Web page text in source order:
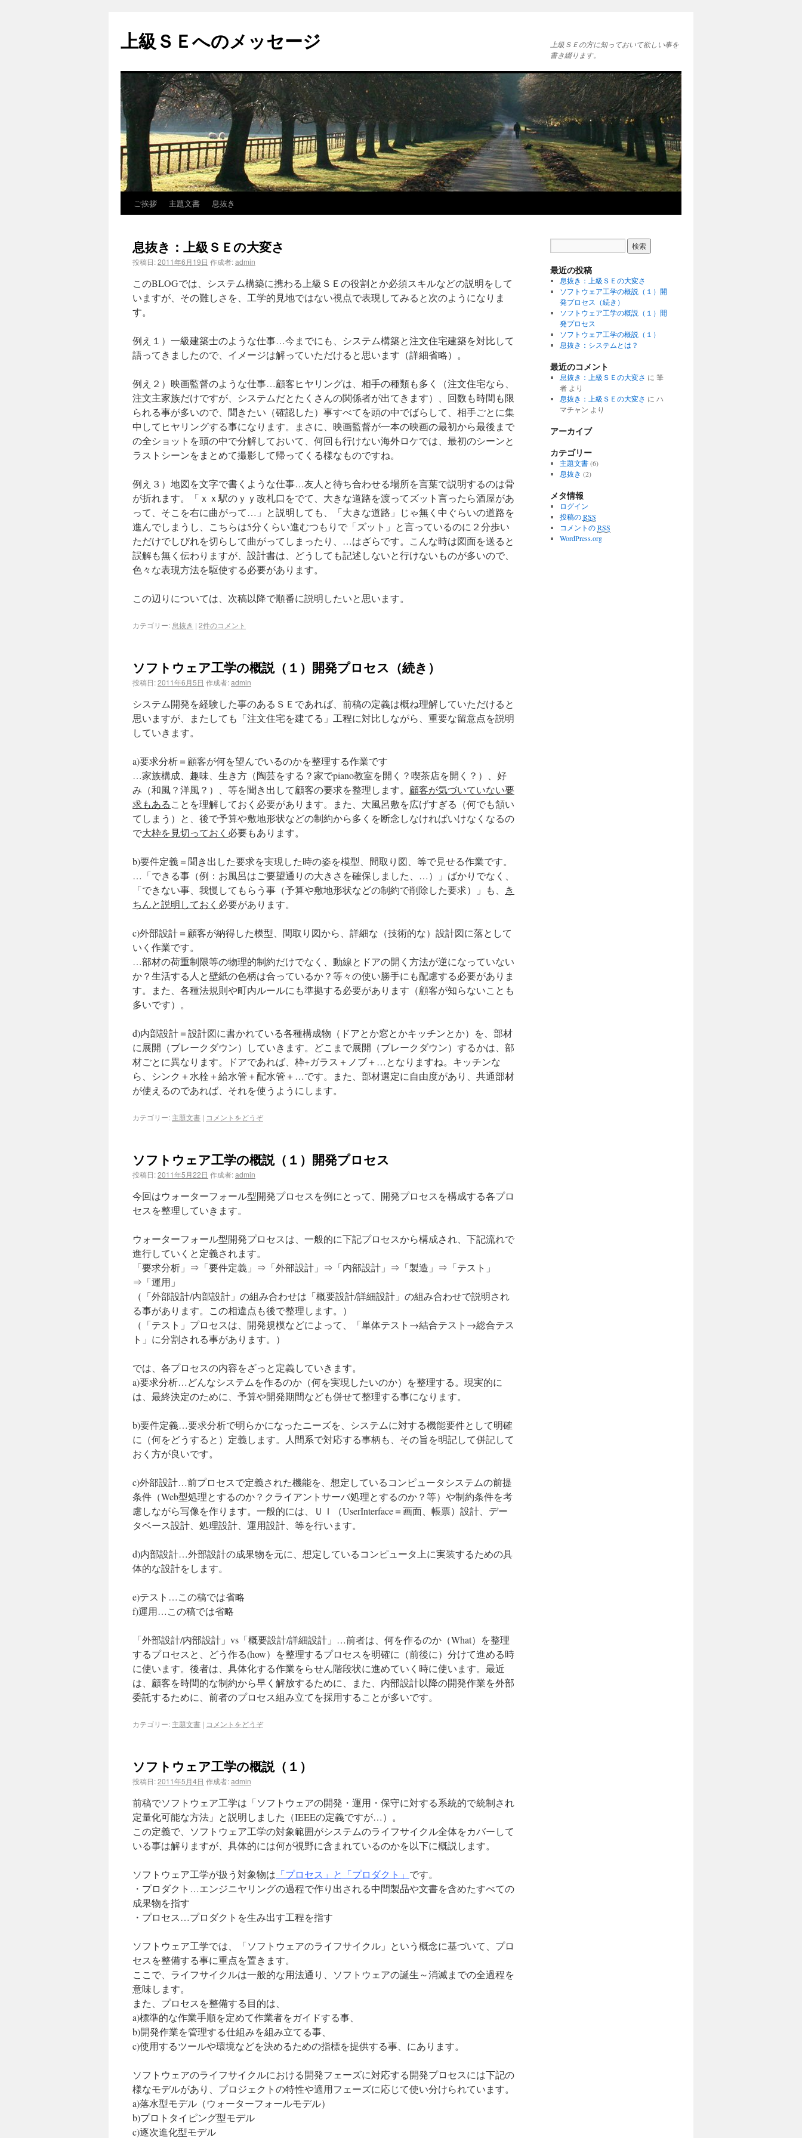
上級ＳＥへのメッセージ
上級ＳＥの方に知っておいて欲しい事を
書き綴ります。
ご挨拶 主題文書 息抜き
息抜き：上級ＳＥの大変さ
投稿日:2011年6月19日 作成者:admin
このBLOGでは、システム構築に携わる上級ＳＥの役割とか必須スキルなどの説明をして
いますが、その難しさを、工学的見地ではない視点で表現してみると次のようになりま
す。
例え１）一級建築士のような仕事…今までにも、システム構築と注文住宅建築を対比して
語ってきましたので、イメージは解っていただけると思います（詳細省略）。
例え２）映画監督のような仕事…顧客ヒヤリングは、相手の種類も多く（注文住宅なら、
注文主家族だけですが、システムだとたくさんの関係者が出てきます）、回数も時間も限
られる事が多いので、聞きたい（確認した）事すべてを頭の中でばらして、相手ごとに集
中してヒヤリングする事になります。まさに、映画監督が一本の映画の最初から最後まで
の全ショットを頭の中で分解しておいて、何回も行けない海外ロケでは、最初のシーンと
ラストシーンをまとめて撮影して帰ってくる様なものですね。
例え３）地図を文字で書くような仕事…友人と待ち合わせる場所を言葉で説明するのは骨
が折れます。「ｘｘ駅のｙｙ改札口をでて、大きな道路を渡ってズット言ったら酒屋があ
って、そこを右に曲がって…」と説明しても、「大きな道路」じゃ無く中ぐらいの道路を
進んでしまうし、こちらは5分くらい進むつもりで「ズット」と言っているのに２分歩い
ただけでしびれを切らして曲がってしまったり、…はざらです。こんな時は図面を送ると
誤解も無く伝わりますが、設計書は、どうしても記述しないと行けないものが多いので、
色々な表現方法を駆使する必要があります。
この辺りについては、次稿以降で順番に説明したいと思います。
カテゴリー: 息抜き | 2件のコメント
ソフトウェア工学の概説（１）開発プロセス（続き）
投稿日:2011年6月5日 作成者:admin
システム開発を経験した事のあるＳＥであれば、前稿の定義は概ね理解していただけると
思いますが、またしても「注文住宅を建てる」工程に対比しながら、重要な留意点を説明
していきます。
a)要求分析＝顧客が何を望んでいるのかを整理する作業です
…家族構成、趣味、生き方（陶芸をする？家でpiano教室を開く？喫茶店を開く？）、好
み（和風？洋風？）、等を聞き出して顧客の要求を整理します。 顧客が気づいていない要
求もあることを理解しておく必要があります。また、大風呂敷を広げすぎる（何でも頷い
てしまう）と、後で予算や敷地形状などの制約から多くを断念しなければいけなくなるの
で大枠を見切っておく 必要もあります。
b)要件定義＝聞き出した要求を実現した時の姿を模型、間取り図、等で見せる作業です。
…「できる事（例：お風呂はご要望通りの大きさを確保しました、…）」ばかりでなく、
「できない事、我慢してもらう事（予算や敷地形状などの制約で削除した要求）」も、 き
ちんと説明しておく 必要があります。
c)外部設計＝顧客が納得した模型、間取り図から、詳細な（技術的な）設計図に落として
いく作業です。
…部材の荷重制限等の物理的制約だけでなく、動線とドアの開く方法が逆になっていない
か？生活する人と壁紙の色柄は合っているか？等々の使い勝手にも配慮する必要がありま
す。また、各種法規則や町内ルールにも準拠する必要があります（顧客が知らないことも
多いです）。
d)内部設計＝設計図に書かれている各種構成物（ドアとか窓とかキッチンとか）を、部材
に展開（ブレークダウン）していきます。どこまで展開（ブレークダウン）するかは、部
材ごとに異なります。ドアであれば、枠+ガラス＋ノブ＋…となりますね。キッチンな
ら、シンク＋水栓＋給水管＋配水管＋…です。また、部材選定に自由度があり、共通部材
が使えるのであれば、それを使うようにします。
カテゴリー: 主題文書 | コメントをどうぞ
ソフトウェア工学の概説（１）開発プロセス
投稿日:2011年5月22日 作成者:admin
今回はウォーターフォール型開発プロセスを例にとって、開発プロセスを構成する各プロ
セスを整理していきます。
ウォーターフォール型開発プロセスは、一般的に下記プロセスから構成され、下記流れで
進行していくと定義されます。
「要求分析」⇒「要件定義」⇒「外部設計」⇒「内部設計」⇒「製造」⇒「テスト」
⇒「運用」
（「外部設計/内部設計」の組み合わせは「概要設計/詳細設計」の組み合わせで説明され
る事があります。この相違点も後で整理します。）
（「テスト」プロセスは、開発規模などによって、「単体テスト→結合テスト→総合テス
ト」に分割される事があります。）
では、各プロセスの内容をざっと定義していきます。
a)要求分析…どんなシステムを作るのか（何を実現したいのか）を整理する。現実的に
は、最終決定のために、予算や開発期間なども併せて整理する事になります。
b)要件定義…要求分析で明らかになったニーズを、システムに対する機能要件として明確
に（何をどうすると）定義します。人間系で対応する事柄も、その旨を明記して併記して
おく方が良いです。
c)外部設計…前プロセスで定義された機能を、想定しているコンピュータシステムの前提
条件（Web型処理とするのか？クライアントサーバ処理とするのか？等）や制約条件を考
慮しながら写像を作ります。一般的には、ＵＩ（UserInterface＝画面、帳票）設計、デー
タベース設計、処理設計、運用設計、等を行います。
d)内部設計…外部設計の成果物を元に、想定しているコンピュータ上に実装するための具
体的な設計をします。
e)テスト…この稿では省略
f)運用…この稿では省略
「外部設計/内部設計」vs「概要設計/詳細設計」…前者は、何を作るのか（What）を整理
するプロセスと、どう作る(how）を整理するプロセスを明確に（前後に）分けて進める時
に使います。後者は、具体化する作業をらせん階段状に進めていく時に使います。最近
は、顧客を時間的な制約から早く解放するために、また、内部設計以降の開発作業を外部
委託するために、前者のプロセス組み立てを採用することが多いです。
カテゴリー: 主題文書 | コメントをどうぞ
ソフトウェア工学の概説（１）
投稿日:2011年5月4日 作成者:admin
前稿でソフトウェア工学は「ソフトウェアの開発・運用・保守に対する系統的で統制され
定量化可能な方法」と説明しました（IEEEの定義ですが…）。
この定義で、ソフトウェア工学の対象範囲がシステムのライフサイクル全体をカバーして
いる事は解りますが、具体的には何が視野に含まれているのかを以下に概説します。
ソフトウェア工学が扱う対象物は 「プロセス」と「プロダクト」 です。
・プロダクト…エンジニヤリングの過程で作り出される中間製品や文書を含めたすべての
成果物を指す
・プロセス…プロダクトを生み出す工程を指す
ソフトウェア工学では、「ソフトウェアのライフサイクル」という概念に基づいて、プロ
セスを整備する事に重点を置きます。
ここで、ライフサイクルは一般的な用法通り、ソフトウェアの誕生～消滅までの全過程を
意味します。
また、プロセスを整備する目的は、
a)標準的な作業手順を定めて作業者をガイドする事、
b)開発作業を管理する仕組みを組み立てる事、
c)使用するツールや環境などを決めるための指標を提供する事、にあります。
ソフトウェアのライフサイクルにおける開発フェーズに対応する開発プロセスには下記の
様なモデルがあり、プロジェクトの特性や適用フェーズに応じて使い分けられています。
a)落水型モデル（ウォーターフォールモデル）
b)プロトタイピング型モデル
c)逐次進化型モデル
最近の投稿
息抜き：上級ＳＥの大変さ
ソフトウェア工学の概説（１）開
発プロセス（続き）
ソフトウェア工学の概説（１）開
発プロセス
ソフトウェア工学の概説（１）
息抜き：システムとは？
最近のコメント
息抜き：上級ＳＥの大変さ に 筆
者 より
息抜き：上級ＳＥの大変さ に ハ
マチャン より
アーカイブ
カテゴリー
主題文書(6)
息抜き (2)
メタ情報
ログイン
投稿のRSS
コメントのRSS
WordPress.org